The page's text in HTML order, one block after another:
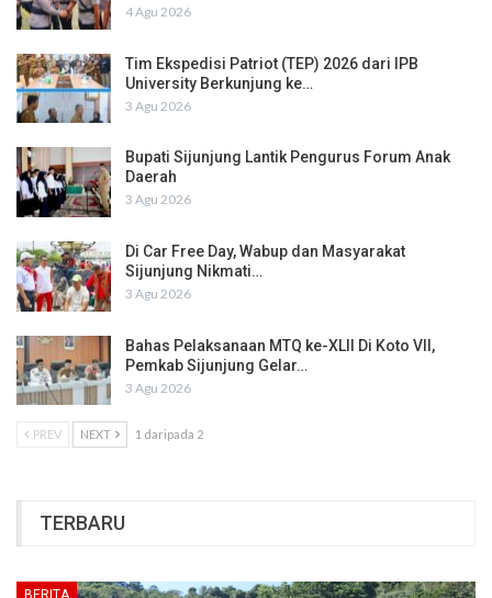
4 Agu 2026
Tim Ekspedisi Patriot (TEP) 2026 dari IPB
University Berkunjung ke…
3 Agu 2026
Bupati Sijunjung Lantik Pengurus Forum Anak
Daerah
3 Agu 2026
Di Car Free Day, Wabup dan Masyarakat
Sijunjung Nikmati…
3 Agu 2026
Bahas Pelaksanaan MTQ ke-XLII Di Koto VII,
Pemkab Sijunjung Gelar…
3 Agu 2026
PREV NEXT 1 daripada 2
TERBARU
BERITA